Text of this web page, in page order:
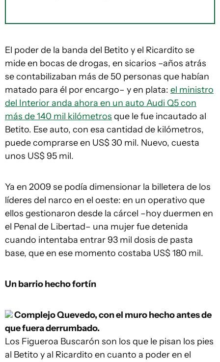
El poder de la banda del Betito y el Ricardito se
mide en bocas de drogas, en sicarios –años atrás
se contabilizaban más de 50 personas que habían
matado para él por encargo– y en plata: el ministro
del Interior anda ahora en un auto Audi Q5 con
más de 140 mil kilómetros que le fue incautado al
Betito. Ese auto, con esa cantidad de kilómetros,
puede comprarse en US$ 30 mil. Nuevo, cuesta
unos US$ 95 mil.
Ya en 2009 se podía dimensionar la billetera de los
líderes del narco en el oeste: en un operativo que
ellos gestionaron desde la cárcel –hoy duermen en
el Penal de Libertad– una mujer fue detenida
cuando intentaba entrar 93 mil dosis de pasta
base, que en ese momento costaba US$ 180 mil.
Un barrio hecho fortín
Complejo Quevedo, con el muro hecho antes de
que fuera derrumbado.
Los Figueroa Buscarón son los que le pisan los pies
al Betito y al Ricardito en cuanto a poder en el